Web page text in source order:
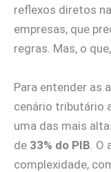
reflexos diretos
empresas, que
regras. Mas, o
Para entender as
cenário tributário
uma das mais
de 33% do PIB .
complexidade,